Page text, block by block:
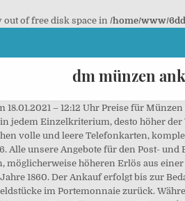
out of free disk space in /home/www/
dm münzen
– 12:12 Uhr Preise für
jedem Einzelkriterium, desto höher
volle und leere Telefonkarten,
Alle unsere Angebote für den Post-
möglicherweise höheren Erlös aus
1860. Der Ankauf erfolgt bis zur
im Portemonnaie zurück.